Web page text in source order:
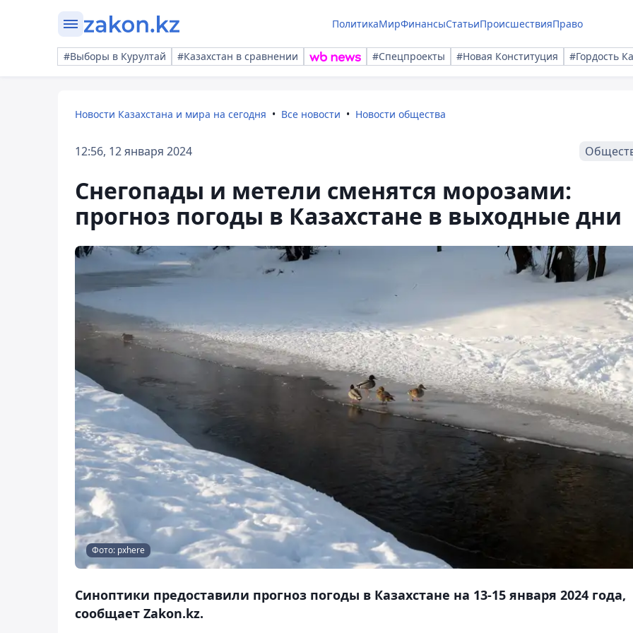
ПолитикаМирФинансыСтатьиПроисшествияПраво
#Выборы в Курултай #Казахстан в сравнении #Спецпроекты #Новая Конституция #Гордость
Новости Казахстана и мира на сегодня Все новости Новости общества
12:56, 12 января 2024
Снегопады и метели сменятся морозами:
прогноз погоды в Казахстане в выходные дни
Фото: pxhere
Синоптики предоставили прогноз погоды в Казахстане на 13-15 января 2024 года,
сообщает Zakon.kz.